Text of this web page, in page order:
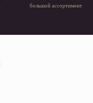
большой ассортимент